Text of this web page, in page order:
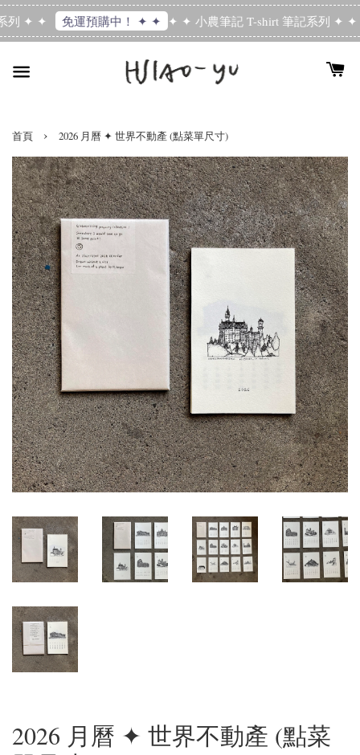
列 ✦ ✦ 免運預購中！ ✦ ✦ ✦ ✦ 小農筆記 T-shirt 筆記系列 ✦ ✦
首頁 › 2026 月曆 ✦ 世界不動產 (點菜單尺寸)
2026 月曆 ✦ 世界不動產 (點菜